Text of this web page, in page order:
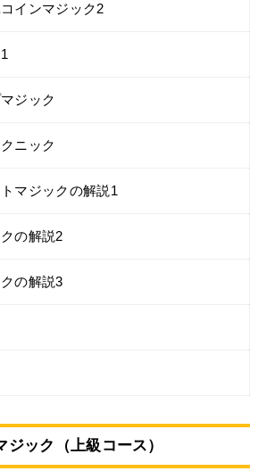
インマジック2
ジック
ニック
マジックの解説1
の解説2
の解説3
ック（上級コース）